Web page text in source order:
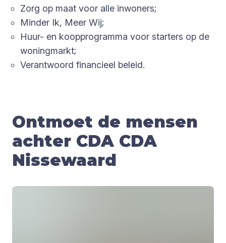
Zorg op maat voor alle inwoners;
Minder Ik, Meer Wij;
Huur- en koopprogramma voor starters op de
woningmarkt;
Verantwoord financieel beleid.
Ontmoet de mensen
achter CDA CDA
Nissewaard